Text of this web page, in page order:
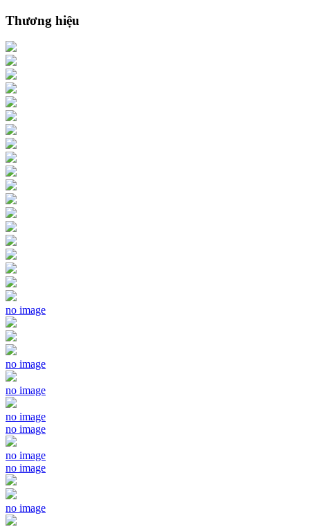
Thương hiệu
no image
no image
no image
no image
no image
no image
no image
no image